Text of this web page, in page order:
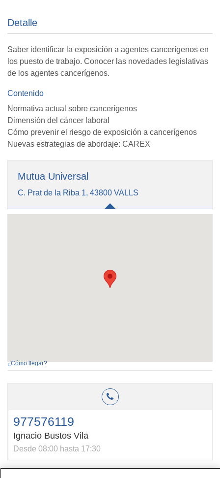
Detalle
Saber identificar la exposición a agentes cancerígenos en
los puesto de trabajo. Conocer las novedades legislativas
de los agentes cancerígenos.
Contenido
Normativa actual sobre cancerígenos
Dimensión del cáncer laboral
Cómo prevenir el riesgo de exposición a cancerígenos
Nuevas estrategias de abordaje: CAREX
Mutua Universal
C. Prat de la Riba 1, 43800 VALLS
¿Cómo llegar?
977576119
Ignacio Bustos Vila
Desde 08:00 hasta 17:30